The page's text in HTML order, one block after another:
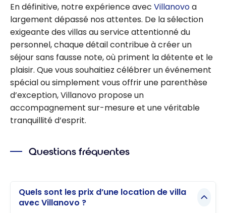
En définitive, notre expérience avec Villanovoa
largement dépassé nos attentes. De la sélection
exigeante des villas au service attentionné du
personnel, chaque détail contribue à créer un
séjour sans fausse note, où priment la détente et le
plaisir. Que vous souhaitiez célébrer un événement
spécial ou simplement vous offrir une parenthèse
d’exception, Villanovo propose un
accompagnement sur-mesure et une véritable
tranquillité d’esprit.
Questions fréquentes
Quels sont les prix d’une location de villa
avec Villanovo ?